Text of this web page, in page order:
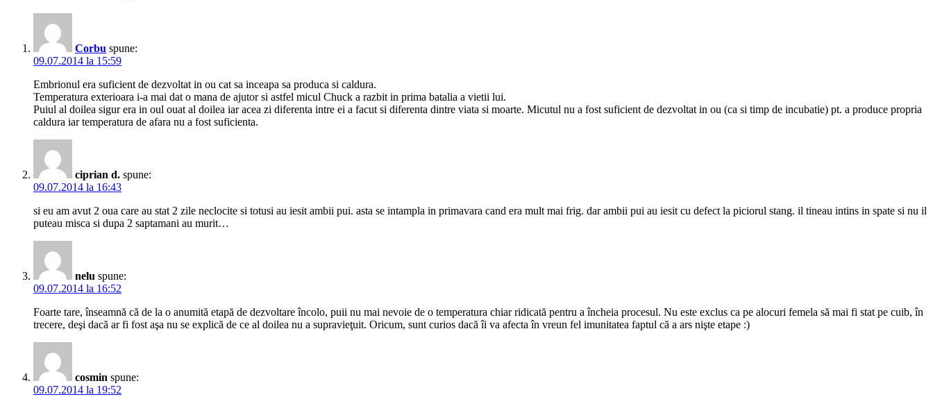
Corbu spune:
09.07.2014 la 15:59
Embrionul era suficient de dezvoltat in ou cat sa inceapa sa produca si caldura.
Temperatura exterioara i-a mai dat o mana de ajutor si astfel micul Chuck a razbit in prima batalia a vietii lui.
Puiul al doilea sigur era in oul ouat al doilea iar acea zi diferenta intre ei a facut si diferenta dintre viata si moarte. Micutul nu a fost suficient de dezvoltat in ou (ca si timp de incubatie) pt. a produce propria
caldura iar temperatura de afara nu a fost suficienta.
ciprian d. spune:
09.07.2014 la 16:43
si eu am avut 2 oua care au stat 2 zile neclocite si totusi au iesit ambii pui. asta se intampla in primavara cand era mult mai frig. dar ambii pui au iesit cu defect la piciorul stang. il tineau intins in spate si nu il
puteau misca si dupa 2 saptamani au murit…
nelu spune:
09.07.2014 la 16:52
Foarte tare, înseamnă că de la o anumită etapă de dezvoltare încolo, puii nu mai nevoie de o temperatura chiar ridicată pentru a încheia procesul. Nu este exclus ca pe alocuri femela să mai fi stat pe cuib, în
trecere, deşi dacă ar fi fost aşa nu se explică de ce al doilea nu a supravieţuit. Oricum, sunt curios dacă îi va afecta în vreun fel imunitatea faptul că a ars nişte etape :)
cosmin spune:
09.07.2014 la 19:52